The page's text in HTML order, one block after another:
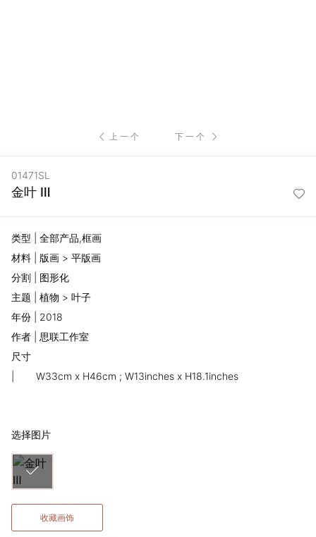
联
精
选
术
家
络
灵
感
上一个 下一个
01471SL
金叶 Ⅲ
类型 | 全部产品,框画
材料 | 版画 > 平版画
分割 | 图形化
主题 | 植物 > 叶子
年份 | 2018
作者 | 思联工作室
尺寸
W33cm x H46cm ; W13inches x H18.1inches
选择图片
收藏画饰